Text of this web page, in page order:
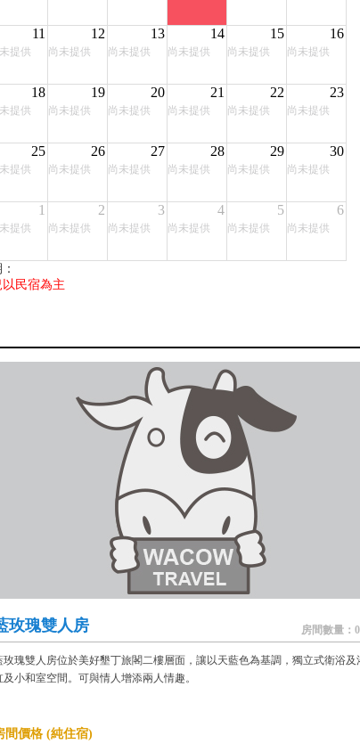
11
提供
12
尚未提供
13
尚未提供
14
尚未提供
15
尚未提供
16
尚未提供
18
提供
19
尚未提供
20
尚未提供
21
尚未提供
22
尚未提供
23
尚未提供
25
提供
26
尚未提供
27
尚未提供
28
尚未提供
29
尚未提供
30
尚未提供
1
提供
2
尚未提供
3
尚未提供
4
尚未提供
5
尚未提供
6
尚未提供
民宿為主
玫瑰雙人房 房間數量：
玫瑰雙人房位於美好墾丁旅閣二樓層面，讓以天藍色為基調，獨立式衛浴及
及小和室空間。可與情人增添兩人情趣。
間價格 (純住宿)